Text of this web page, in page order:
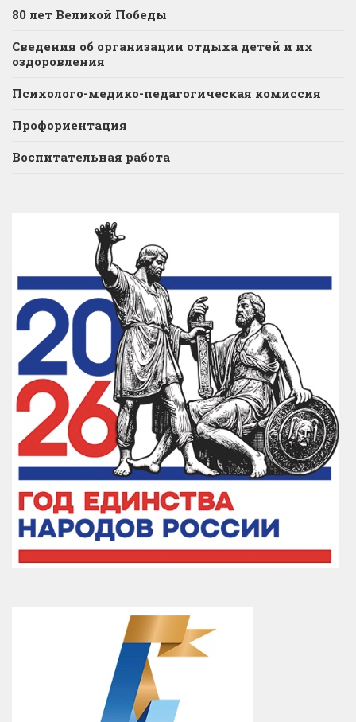
80 лет Великой Победы
Сведения об организации отдыха детей и их
оздоровления
Психолого-медико-педагогическая комиссия
Профориентация
Воспитательная работа